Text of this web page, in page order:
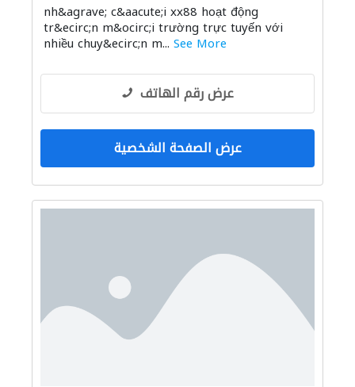
nh&agrave; c&aacute;i xx88 hoạt động
tr&ecirc;n m&ocirc;i trường trực tuyến với
nhiều chuy&ecirc;n m... See More
عرض رقم الهاتف
عرض الصفحة الشخصية